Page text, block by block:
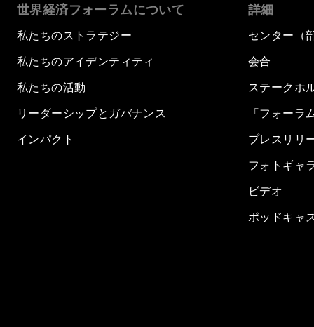
世界経済フォーラムについて
私たちのストラテジー
私たちのアイデンティティ
私たちの活動
リーダーシップとガバナンス
インパクト
詳細
センター（
会合
ステークホ
「フォーラ
プレスリリ
フォトギャ
ビデオ
ポッドキャ